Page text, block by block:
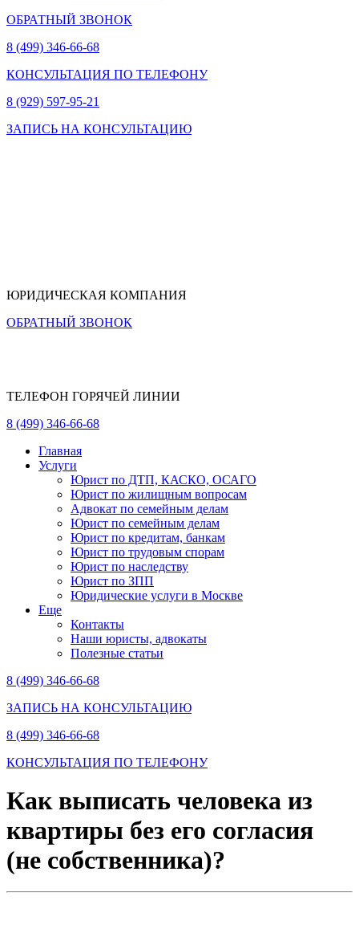
ОБРАТНЫЙ ЗВОНОК
8 (499) 346-66-68
КОНСУЛЬТАЦИЯ ПО ТЕЛЕФОНУ
8 (929) 597-95-21
ЗАПИСЬ НА КОНСУЛЬТАЦИЮ
ЮРИДИЧЕСКАЯ КОМПАНИЯ
ОБРАТНЫЙ ЗВОНОК
ТЕЛЕФОН ГОРЯЧЕЙ ЛИНИИ
8 (499) 346-66-68
Главная
Услуги
Юрист по ДТП, КАСКО, ОСАГО
Юрист по жилищным вопросам
Адвокат по семейным делам
Юрист по семейным делам
Юрист по кредитам, банкам
Юрист по трудовым спорам
Юрист по наследству
Юрист по ЗПП
Юридические услуги в Москве
Еще
Контакты
Наши юристы, адвокаты
Полезные статьи
8 (499) 346-66-68
ЗАПИСЬ НА КОНСУЛЬТАЦИЮ
8 (499) 346-66-68
КОНСУЛЬТАЦИЯ ПО ТЕЛЕФОНУ
Как выписать человека из
квартиры без его согласия
(не собственника)?